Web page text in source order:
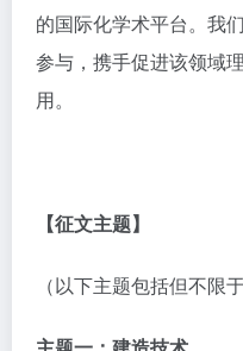
的国际化学术平台。我
参与，携手促进该领域
用。
【征文主题】
（以下主题包括但不限于